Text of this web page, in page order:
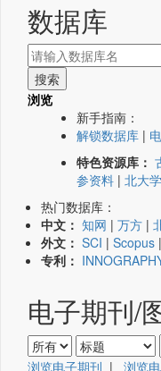
数据库
浏览
新手指南：
解锁数据库 |
特色资源库：
参资料 | 北大
热门数据库：
中文： 知网 | 万方 |
外文： SCI | Scopus |
专利：
电子期刊/
浏览电子期刊 | 浏览